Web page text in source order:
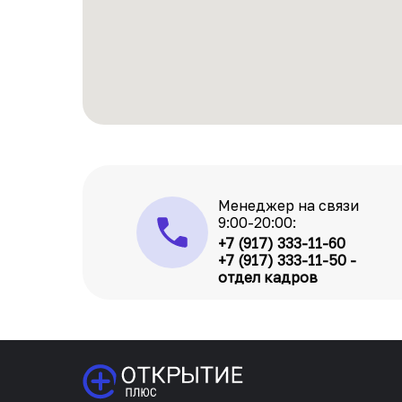
Менеджер на связи
9:00-20:00:
+7 (917) 333-11-60
+7 (917) 333-11-50 -
отдел кадров